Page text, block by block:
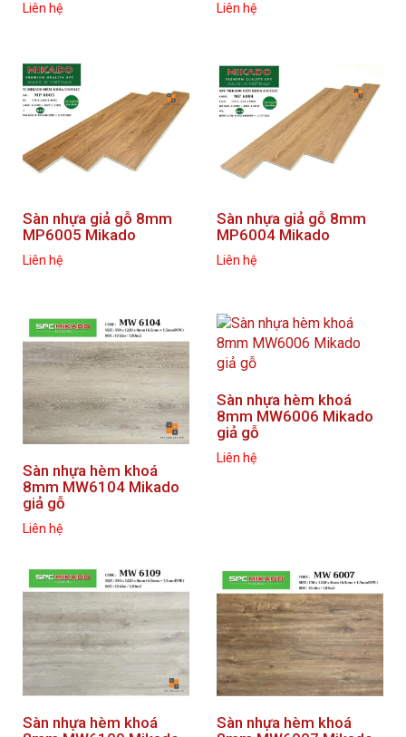
Liên hệ Liên hệ
Sàn nhựa giả gỗ 8mm
MP6005 Mikado
Liên hệ
Sàn nhựa giả gỗ 8mm
MP6004 Mikado
Liên hệ
Sàn nhựa hèm khoá
8mm MW6104 Mikado
giả gỗ
Liên hệ
Sàn nhựa hèm khoá
8mm MW6006 Mikado
giả gỗ
Liên hệ
Sàn nhựa hèm khoá
Sàn nhựa hèm khoá